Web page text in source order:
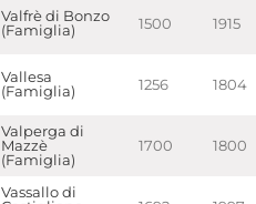
Valfrè di Bonzo
(Famiglia)
1500 1915
Vallesa
(Famiglia)
1256 1804
Valperga di
Mazzè
(Famiglia)
1700 1800
Vassallo di